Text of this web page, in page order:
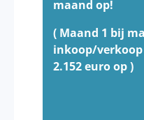
maand op!
( Maand 1 bij
inkoop/
2.152 euro op )